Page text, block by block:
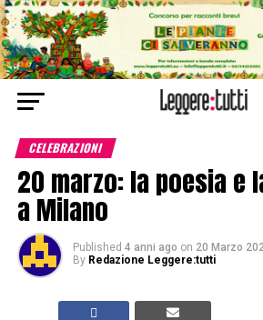
CELEBRAZIONI
20 marzo: la poesia e
a Milano
Published 4 anni ago on 20 Marzo
By Redazione Leggere:tutti